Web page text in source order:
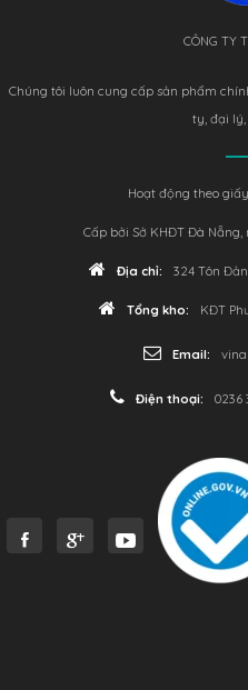
CÔNG TY
Chúng tôi luôn cung cấp sản phẩm
ty, đại lý,
Hoạt động theo giấy
Cấp bởi Sở KHĐT Đà
Địa chỉ: 324 Tôn
Tổng kho: KĐT
Email:
Điện thoại: 0236